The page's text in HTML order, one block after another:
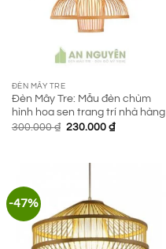
ĐÈN MÂY TRE
Đèn Mây Tre: Mẫu đèn chùm
hình hoa sen trang trí nhà hàng
300.000₫ Giá
230.000 ₫Giá
-47%